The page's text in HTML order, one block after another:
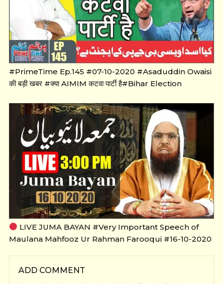
#PrimeTime Ep.145 #07-10-2020 #Asaduddin Owaisi
की बड़ी खबर #क्या AIMIM कटवा पार्टी है#Bihar Election
LIVE JUMA BAYAN #Very Important Speech of
Maulana Mahfooz Ur Rahman Farooqui #16-10-2020
ADD COMMENT